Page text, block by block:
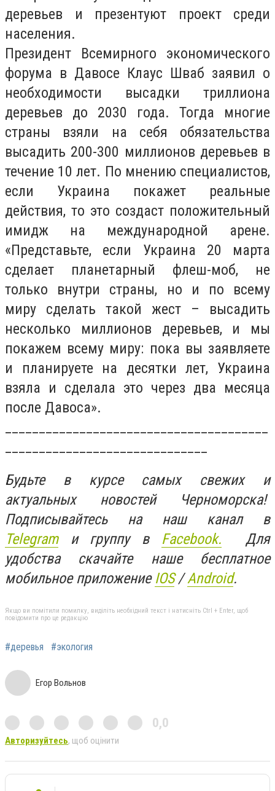
деревьев и презентуют проект среди
населения.
Президент Всемирного экономического
форума в Давосе Клаус Шваб заявил о
необходимости высадки триллиона
деревьев до 2030 года. Тогда многие
страны взяли на себя обязательства
высадить 200-300 миллионов деревьев в
течение 10 лет. По мнению специалистов,
если Украина покажет реальные
действия, то это создаст положительный
имидж на международной арене.
«Представьте, если Украина 20 марта
сделает планетарный флеш-моб, не
только внутри страны, но и по всему
миру сделать такой жест – высадить
несколько миллионов деревьев, и мы
покажем всему миру: пока вы заявляете
и планируете на десятки лет, Украина
взяла и сделала это через два месяца
после Давоса».
Будьте в курсе самых свежих и
актуальных новостей Черноморска!
Подписывайтесь на наш канал в
Telegramи группу в Facebook. Для
удобства скачайте наше бесплатное
мобильное приложение IOS/Android.
Якщо ви помітили помилку, виділіть необхідний текст і натисніть Ctrl + Enter, щоб
повідомити про це редакцію
#деревья #экология
Егор Вольнов
0,0
Авторизуйтесь, щоб оцінити